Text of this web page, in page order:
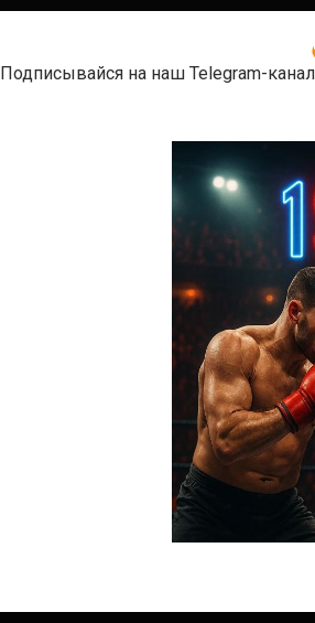
Подписывайся на наш Telegram-канал